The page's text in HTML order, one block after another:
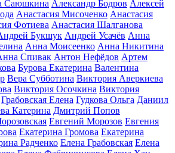
Саюшкина Александр Бодров Алексей
Анастасия Мисоченко Анастасия
Фотиева Анастасия Шалганова
Букшук Андрей Усачёв Анна
Анна Моисеенко Анна Никитина
Спивак Антон Нефёдов Артем
Бурова Екатерина Валентина
Вера Субботина Виктория Аверкиева
Виктория Осочкина Виктория
Грабовская Елена Гудкова Ольга Даниил
Катерина Дмитрий Попов
Евгений Морозов Евгения
Екатерина Громова Екатерина
Радченко Елена Грабовская Елена